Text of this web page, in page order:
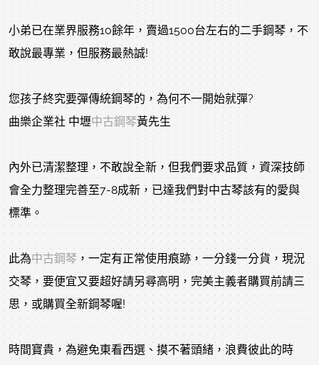
小弟已在業界服務10餘年，賣過1500台左右的二手鋼琴，不
敢說最專業，但服務最熱誠!
您孩子終究要彈傳統鋼琴的，為何不一開始就彈?
曲樂企業社 中壢中古鋼琴黃先生
內外已清潔整理，不敢說全新，但我們要求品質，資深技師
會全力整理完善至7-8成新，已達我們對中古琴該有的愛與
標準。
此為中古鋼琴 ，一定有正常使用痕跡，一分錢一分貨，現況
交琴，要便宜又要超好請另尋高明，完美主義者購買前請三
思，或購買全新鋼琴喔!
時間寶貴，為避免東看西選、摸不著頭緒，浪費彼此的時